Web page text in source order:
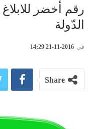
رقم أخضر
الدّولة
في 2016-11-21 14:29
Share